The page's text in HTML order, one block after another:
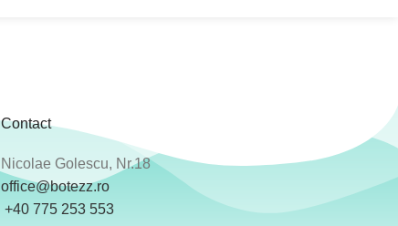
Contact
Nicolae Golescu, Nr.18
office@botezz.ro
+40 775 253 553